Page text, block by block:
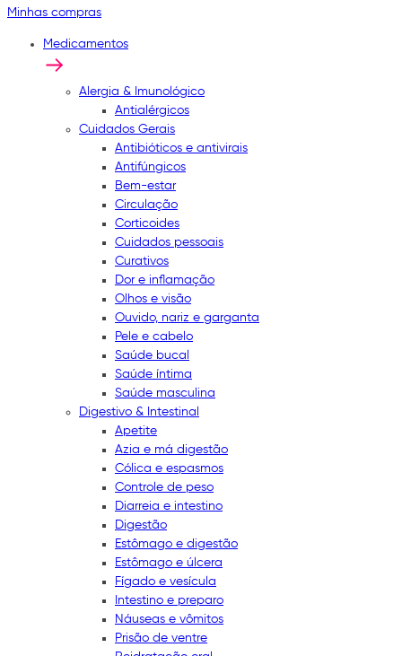
Minhas compras
Medicamentos
Alergia & Imunológico
Antialérgicos
Cuidados Gerais
Antibióticos e antivirais
Antifúngicos
Bem-estar
Circulação
Corticoides
Cuidados pessoais
Curativos
Dor e inflamação
Olhos e visão
Ouvido, nariz e garganta
Pele e cabelo
Saúde bucal
Saúde íntima
Saúde masculina
Digestivo & Intestinal
Apetite
Azia e má digestão
Cólica e espasmos
Controle de peso
Diarreia e intestino
Digestão
Estômago e digestão
Estômago e úlcera
Fígado e vesícula
Intestino e preparo
Náuseas e vômitos
Prisão de ventre